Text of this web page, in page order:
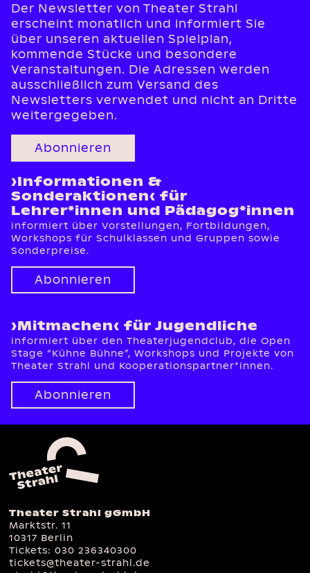
Der Newsletter von Theater Strahl
erscheint monatlich und informiert Sie
über unseren aktuellen Spielplan,
kommende Stücke und besondere
Veranstaltungen. Die Adressen werden
ausschließlich zum Versand des
Newsletters verwendet und nicht an Dritte
weitergegeben.
Abonnieren
›Informationen &
Sonderaktionen‹ für
Lehrer*innen und Pädagog*innen
informiert über Vorstellungen, Fortbildungen,
Workshops für Schulklassen und Gruppen sowie
Sonderpreise.
Abonnieren
›Mitmachen‹ für Jugendliche
informiert über den Theaterjugendclub, die Open
Stage “Kühne Bühne”, Workshops und Projekte von
Theater Strahl und Kooperationspartner*innen.
Abonnieren
Theater Strahl gGmbH
Marktstr. 11
10317 Berlin
Tickets:030 236340300
tickets@theater-strahl.de